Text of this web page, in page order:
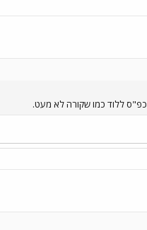
ללוד כמו שקורה לא מעט.